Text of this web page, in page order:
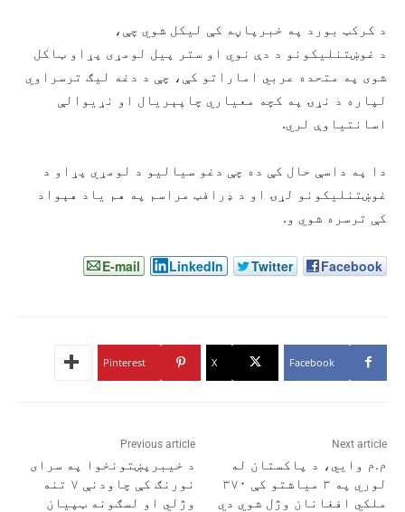
د کرکټ بورد په خبرپاڼه کې لیکل شوي چې،
د غوښتنلیکونو د دې نوي او ستر پیل لومړی پړاو ټاکل
شوی په متحده عربي اماراتو کې، چې د دغه لیګ ترسراوي
لپاره د نړۍ په کچه معیاري چاپېریال او نړیوالې
اسانتیاوې لري.
دا په داسې حال کې ده چې دغو سیالیو د لومړي پړاو د
غوښتنلیکونو لړۍ او د ډرافټ مراسم په هم یاد هېواد
کې ترسره شوي و.
Facebook
Twitter
LinkedIn
E-mail
Facebook
X
Pinterest
Previous article
د خیبرپښتونخوا په سرای
نورنګ کې چاودنې ۷ تنه
وژلي او لسګونه ټپیان
Next article
م.م وايي، د پاکستان له
لوري په ۳ میاشتو کې ۳۷۰
ملکي افغانان وژل شوي دي